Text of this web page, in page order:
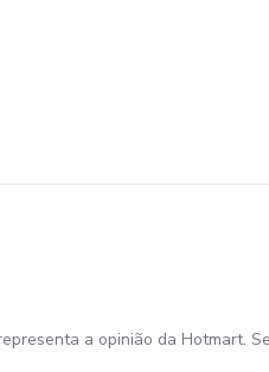
a opinião da Hotmart.